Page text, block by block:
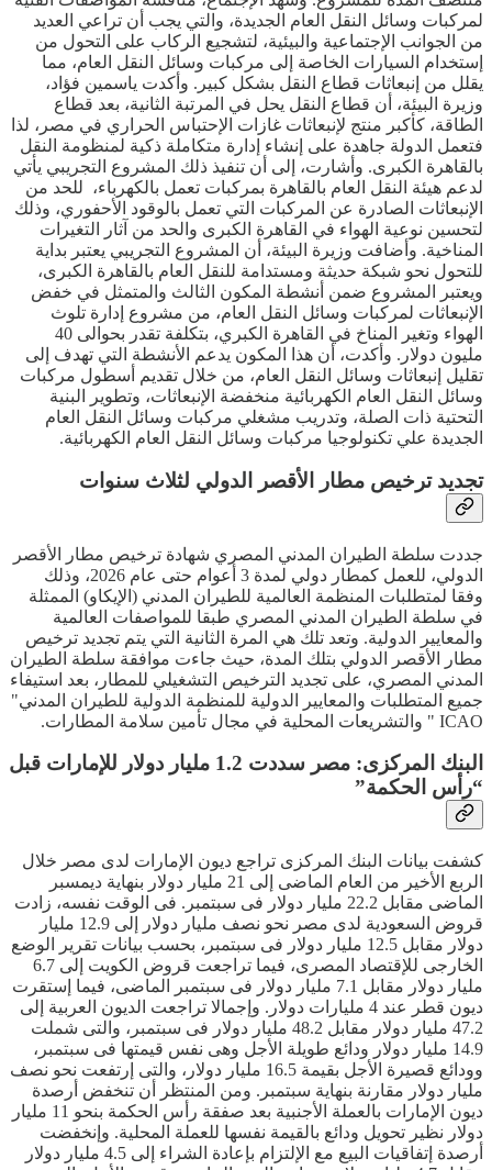
لمركبات وسائل النقل العام الجديدة، والتي يجب أن تراعي العديد
من الجوانب الإجتماعية والبيئية، لتشجيع الركاب على التحول من
إستخدام السيارات الخاصة إلى مركبات وسائل النقل العام، مما
يقلل من إنبعاثات قطاع النقل بشكل كبير. وأكدت ياسمين فؤاد،
وزيرة البيئة، أن قطاع النقل يحل في المرتبة الثانية، بعد قطاع
الطاقة، كأكبر منتج لإنبعاثات غازات الإحتباس الحراري في مصر، لذا
فتعمل الدولة جاهدة على إنشاء إدارة متكاملة ذكية لمنظومة النقل
بالقاهرة الكبرى. وأشارت، إلى أن تنفيذ ذلك المشروع التجريبي يأتي
لدعم هيئة النقل العام بالقاهرة بمركبات تعمل بالكهرباء، للحد من
الإنبعاثات الصادرة عن المركبات التي تعمل بالوقود الأحفوري، وذلك
لتحسين نوعية الهواء في القاهرة الكبرى والحد من آثار التغيرات
المناخية. وأضافت وزيرة البيئة، أن المشروع التجريبي يعتبر بداية
للتحول نحو شبكة حديثة ومستدامة للنقل العام بالقاهرة الكبرى،
ويعتبر المشروع ضمن أنشطة المكون الثالث والمتمثل في خفض
الإنبعاثات لمركبات وسائل النقل العام، من مشروع إدارة تلوث
الهواء وتغير المناخ في القاهرة الكبري، بتكلفة تقدر بحوالى 40
مليون دولار. وأكدت، أن هذا المكون يدعم الأنشطة التي تهدف إلى
تقليل إنبعاثات وسائل النقل العام، من خلال تقديم أسطول مركبات
وسائل النقل العام الكهربائية منخفضة الإنبعاثات، وتطوير البنية
التحتية ذات الصلة، وتدريب مشغلي مركبات وسائل النقل العام
الجديدة علي تكنولوجيا مركبات وسائل النقل العام الكهربائية.
تجديد ترخيص مطار الأقصر الدولي لثلاث سنوات
جددت سلطة الطيران المدني المصري شهادة ترخيص مطار الأقصر
الدولي، للعمل كمطار دولي لمدة 3 أعوام حتى عام 2026، وذلك
وفقا لمتطلبات المنظمة العالمية للطيران المدني (الإيكاو) الممثلة
في سلطة الطيران المدني المصري طبقا للمواصفات العالمية
والمعايير الدولية. وتعد تلك هي المرة الثانية التي يتم تجديد ترخيص
مطار الأقصر الدولي بتلك المدة، حيث جاءت موافقة سلطة الطيران
المدني المصري، على تجديد الترخيص التشغيلي للمطار، بعد استيفاء
جميع المتطلبات والمعايير الدولية للمنظمة الدولية للطيران المدني"
ICAO " والتشريعات المحلية في مجال تأمين سلامة المطارات.
البنك المركزى: مصر سددت 1.2 مليار دولار للإمارات قبل
“رأس الحكمة”
كشفت بيانات البنك المركزى تراجع ديون الإمارات لدى مصر خلال
الربع الأخير من العام الماضى إلى 21 مليار دولار بنهاية ديمسبر
الماضى مقابل 22.2 مليار دولار فى سبتمبر. فى الوقت نفسه، زادت
قروض السعودية لدى مصر نحو نصف مليار دولار إلى 12.9 مليار
دولار مقابل 12.5 مليار دولار فى سبتمبر، بحسب بيانات تقرير الوضع
الخارجى للإقتصاد المصرى، فيما تراجعت قروض الكويت إلى 6.7
مليار دولار مقابل 7.1 مليار دولار فى سبتمبر الماضى، فيما إستقرت
ديون قطر عند 4 مليارات دولار. وإجمالا تراجعت الديون العربية إلى
47.2 مليار دولار مقابل 48.2 مليار دولار فى سبتمبر، والتى شملت
14.9 مليار دولار ودائع طويلة الأجل وهى نفس قيمتها فى سبتمبر،
وودائع قصيرة الأجل بقيمة 16.5 مليار دولار، والتى إرتفعت نحو نصف
مليار دولار مقارنة بنهاية سبتمبر. ومن المنتظر أن تنخفض أرصدة
ديون الإمارات بالعملة الأجنبية بعد صفقة رأس الحكمة بنحو 11 مليار
دولار نظير تحويل ودائع بالقيمة نفسها للعملة المحلية. وإنخفضت
أرصدة إتفاقيات البيع مع الإلتزام بإعادة الشراء إلى 4.5 مليار دولار